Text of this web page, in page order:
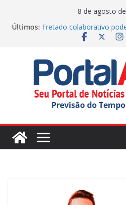
8 de agosto
Últimos: Fretado colaborativo
Técnico de Segurança do
Mauá conquista título
Diadema abre a Semana
variadas
GCM de SBC reforça
operação
Previsão do